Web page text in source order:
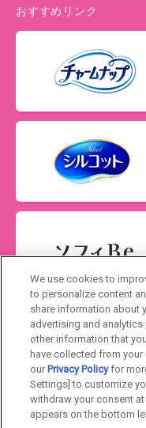
おすすめリンク
ユニ・チャームHOME
ウェブサイト利用規約
We use cookies to
to personalize content
share information about
advertising and
other information that
have collected from
our Privacy Policyfor
Settings] to customize
withdraw your consent
appears on the bottom